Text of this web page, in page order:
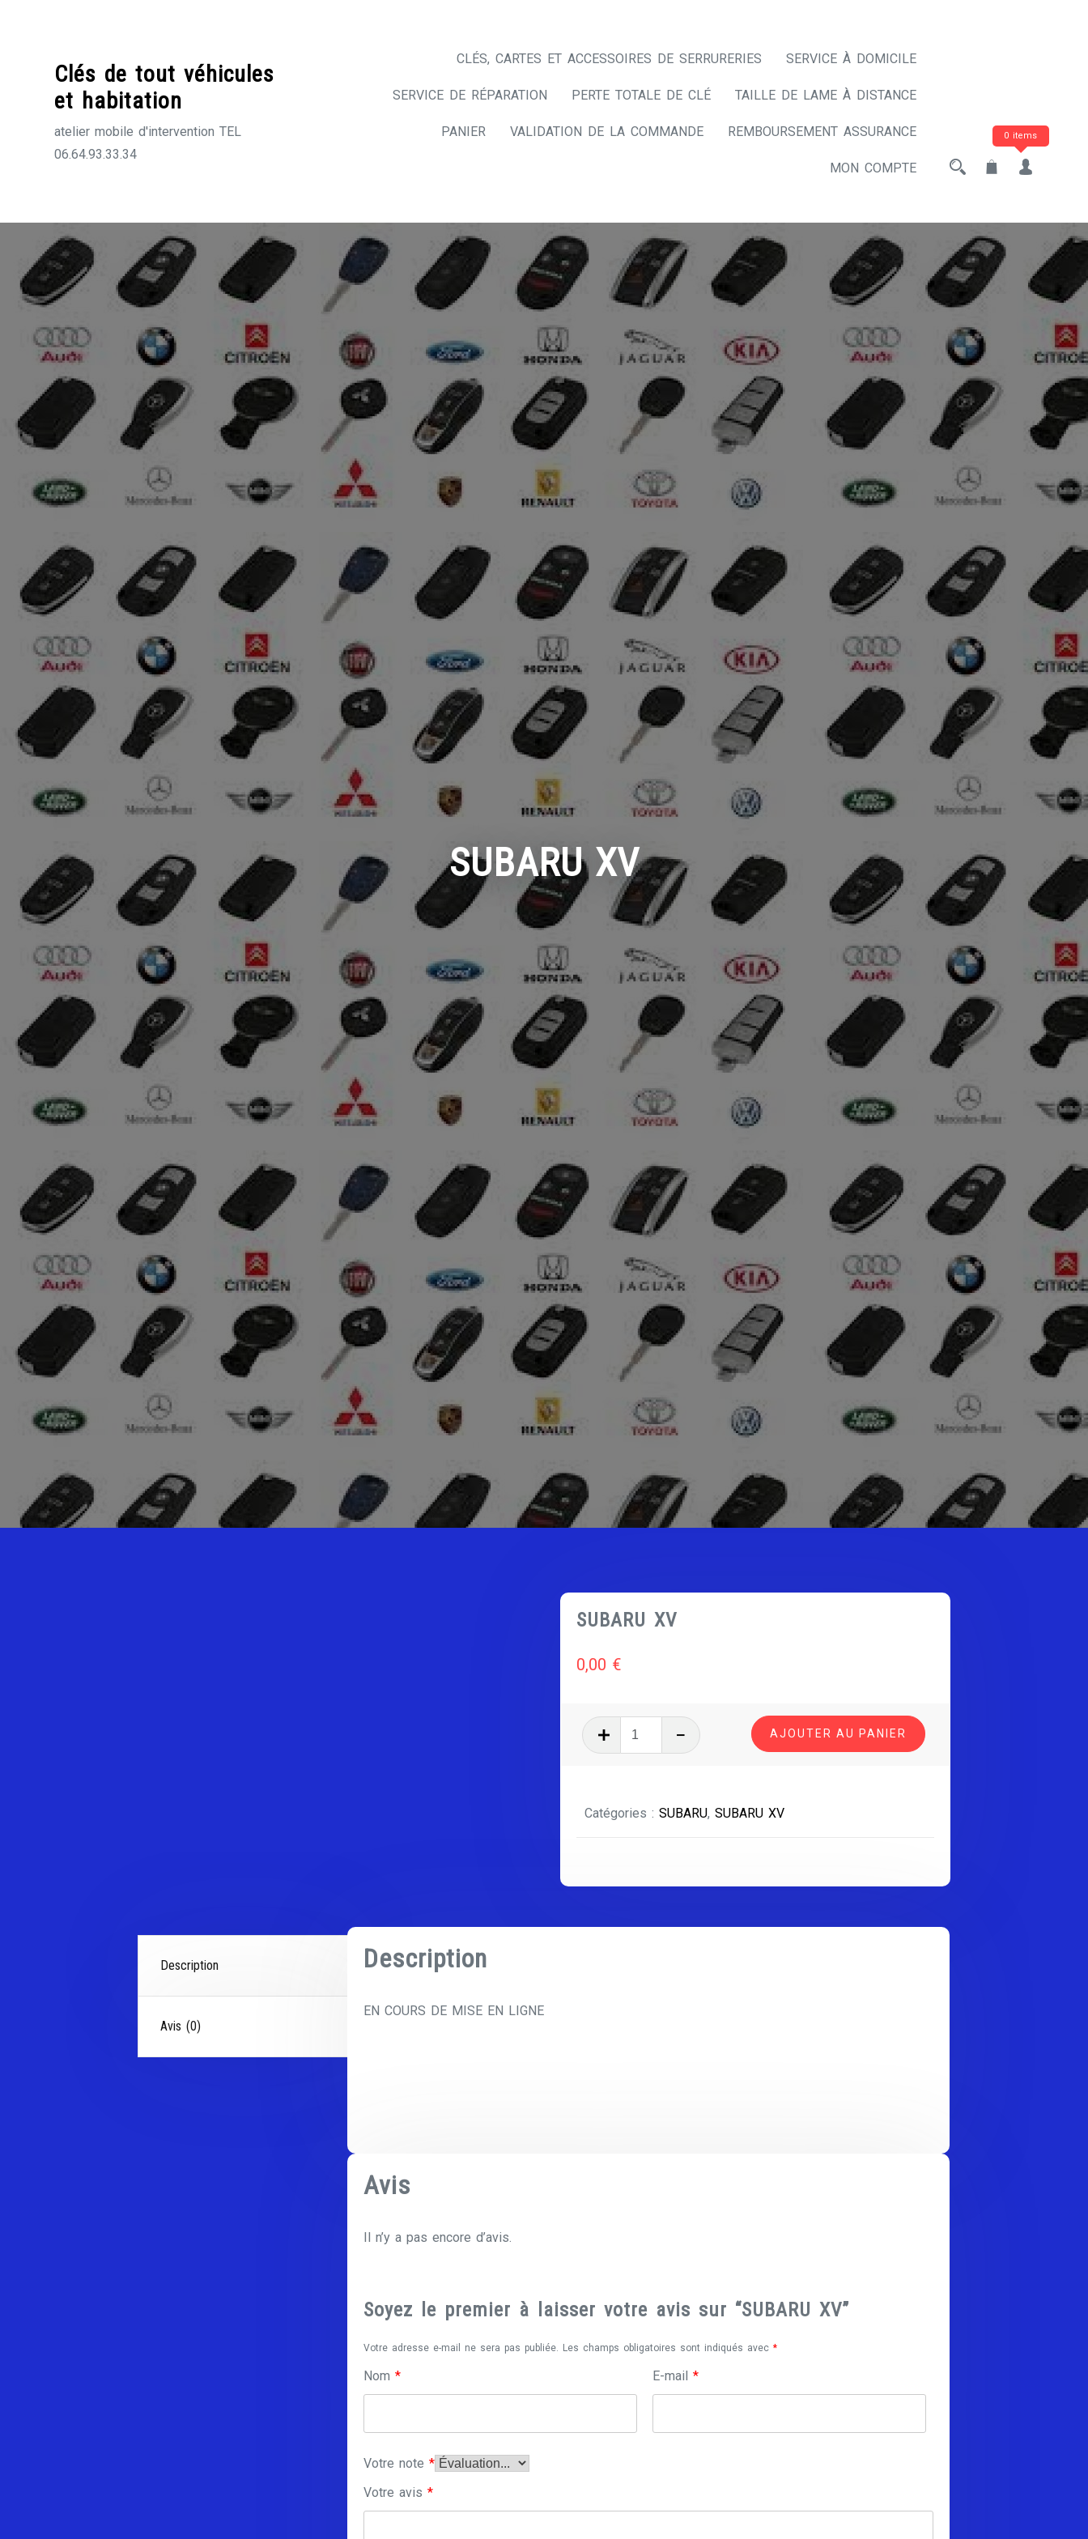
Clés de tout véhicules
et habitation
atelier mobile d'intervention TEL
06.64.93.33.34
CLÉS, CARTES ET ACCESSOIRES DE SERRURERIES SERVICE À DOMICILE
SERVICE DE RÉPARATION PERTE TOTALE DE CLÉ TAILLE DE LAME À DISTANCE
PANIER VALIDATION DE LA COMMANDE REMBOURSEMENT ASSURANCE
MON COMPTE
0 items
SUBARU XV
SUBARU XV
0,00 €
quantité
AJOUTER AU PANIER
Catégories :SUBARU,SUBARU XV
Description
Avis (0)
Description
EN COURS DE MISE EN LIGNE
Avis
Il n’y a pas encore d’avis.
Soyez le premier à laisser votre avis sur “SUBARU XV”
Votre adresse e-mail ne sera pas publiée. Les champs obligatoires sont indiqués avec *
Nom * E-mail *
Votre note *
Votre avis *